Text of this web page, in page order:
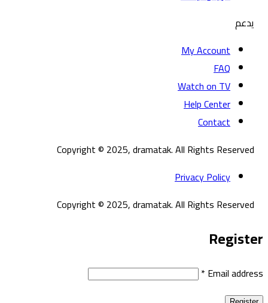
يدعم
My Account
FAQ
Watch on TV
Help Center
Contact
Copyright © 2025, dramatak. All Rights Reserved
Privacy Policy
Copyright © 2025, dramatak. All Rights Reserved
Register
Email address
*